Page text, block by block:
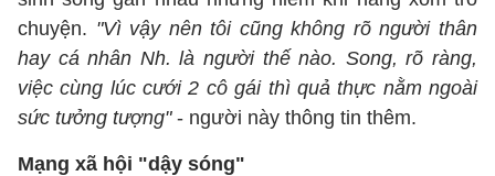
chuyện. "Vì vậy nên tôi cũng không rõ người thân
hay cá nhân Nh. là người thế nào. Song, rõ ràng,
việc cùng lúc cưới 2 cô gái thì quả thực nằm ngoài
sức tưởng tượng"- người này thông tin thêm.
Mạng xã hội "dậy sóng"